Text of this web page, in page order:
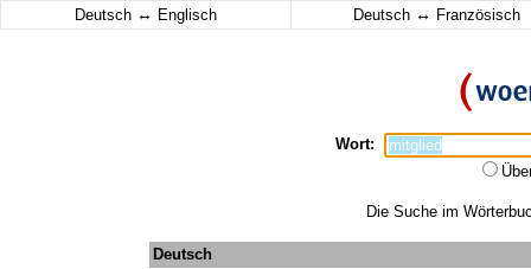
Deutsch ↔ Englisch Deutsch ↔ Französisch
Wort:
Die Suche im
Deutsch